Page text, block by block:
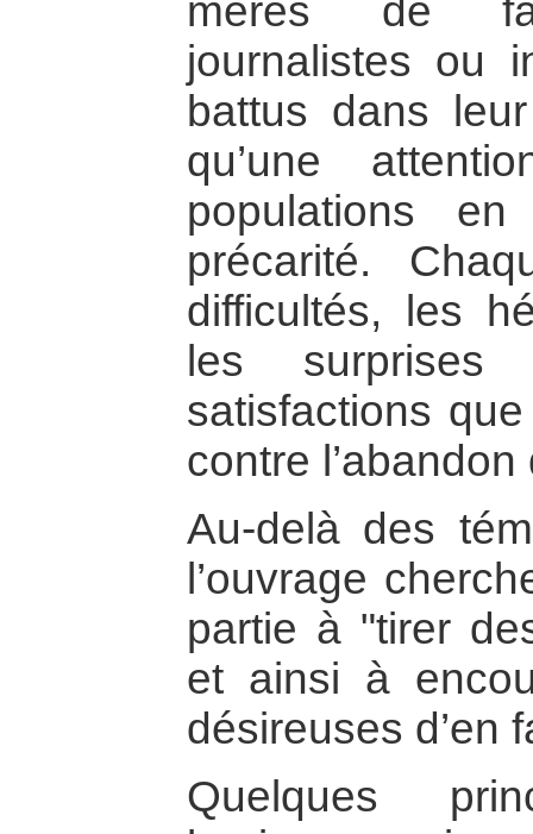
mères de
journalistes ou
battus dans
qu’une
populations
précarité.
difficultés, les
les
satisfactions
contre
Au-delà des
l’ouvrage
partie à "tirer
et ainsi à
désireuses d’en
Quelques